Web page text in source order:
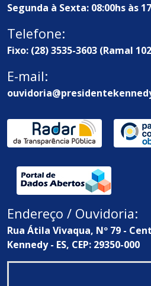
Segunda à Sexta: 08:00hs às
Telefone:
Fixo: (28) 3535-3603 (Ramal
E-mail:
Endereço / Ouvidoria:
Rua Átila Vivaqua, Nº 79 -
Kennedy - ES, CEP: 29350-000